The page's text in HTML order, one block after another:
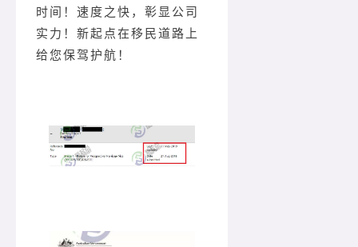
时间！速度之快，彰显公司
实力！新起点在移民道路上
给您保驾护航！